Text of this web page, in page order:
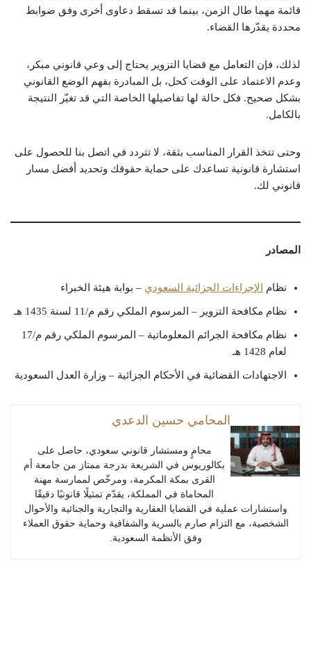
قائمة مهما طال الزمن، بينما قد تسقط دعاوى أخرى وفق ضوابط
محددة يقدّرها القضاء.
لذلك، فإن التعامل مع قضايا التزوير يحتاج إلى وعي قانوني مبكر،
وعدم الاعتماد على الوقت كحل، بل المبادرة بفهم الوضع القانوني
بشكل صحيح. فكل حالة لها تفاصيلها الخاصة التي قد تغيّر النتيجة
بالكامل.
وحتى تتخذ القرار المناسب بثقة، لا تتردد في اتصل بنا للحصول على
استشارة قانونية تساعدك على حماية حقوقك وتحديد أفضل مسار
قانوني لك.
المصادر
نظام الإجراءات الجزائية السعودي – بوابة هيئة الخبراء
نظام مكافحة التزوير – المرسوم الملكي رقم م/11 لسنة 1435 هـ
نظام مكافحة الجرائم المعلوماتية – المرسوم الملكي رقم م/17
لعام 1428 هـ
الاجتهادات القضائية في الأحكام الجزائية – وزارة العدل السعودية
المحامي حسين الدعدي
محامٍ ومستشار قانوني سعودي، حاصل على
بكالوريوس في الشريعة بدرجة ممتاز من جامعة أم
القرى بمكة المكرمة، ومرخّص لممارسة مهنة
المحاماة في المملكة، يقدّم تمثيلًا قانونيًا دقيقًا
واستشارات عملية في القضايا العقارية والتجارية والجنائية والأحوال
الشخصية، مع التزام صارم بالسرية والشفافية وحماية حقوق العملاء
وفق الأنظمة السعودية.